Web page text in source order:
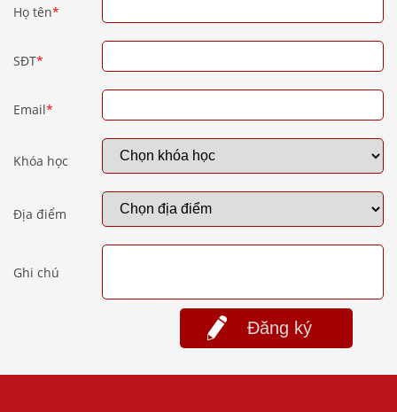
Họ tên*
SĐT*
Email*
Khóa học
Địa điểm
Ghi chú
Đăng ký